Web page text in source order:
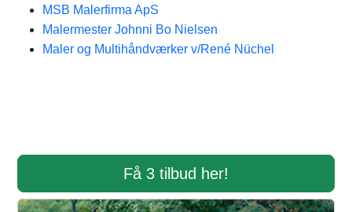
MSB Malerfirma ApS
Malermester Johnni Bo Nielsen
Maler og Multihåndværker v/René Nüchel
Få 3 tilbud her!